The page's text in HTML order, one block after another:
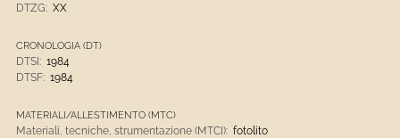
DTZG: XX
CRONOLOGIA (DT)
DTSI: 1984
DTSF: 1984
MATERIALI/ALLESTIMENTO (MTC)
Materiali, tecniche, strumentazione (MTCI): fotolito